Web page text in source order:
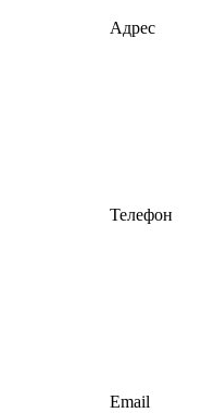
Адрес
Телефон
Email